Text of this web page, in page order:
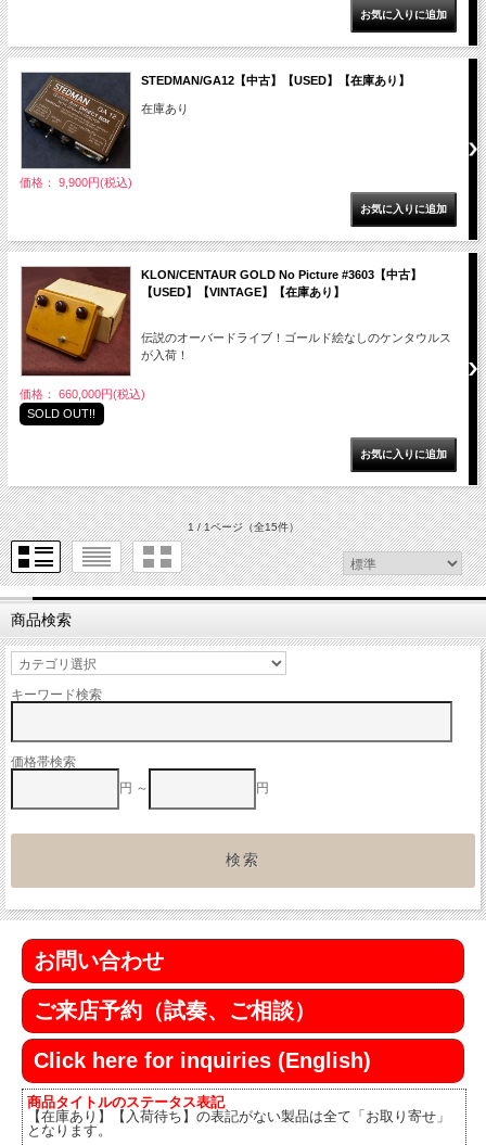
STEDMAN/GA12【中古】【USED】【在庫あり】
在庫あり
価格： 9,900円(税込)
KLON/CENTAUR GOLD No Picture #3603【中古】
【USED】【VINTAGE】【在庫あり】
伝説のオーバードライブ！ゴールド絵なしのケンタウルス
が入荷！
価格： 660,000円(税込)
SOLD OUT!!
1 / 1ページ（全15件）
商品検索
キーワード検索
価格帯検索
円 ～
円
お問い合わせ
ご来店予約（試奏、ご相談）
Click here for inquiries (English)
商品タイトルのステータス表記
【在庫あり】【入荷待ち】の表記がない製品は全て「お取り寄せ」
となります。